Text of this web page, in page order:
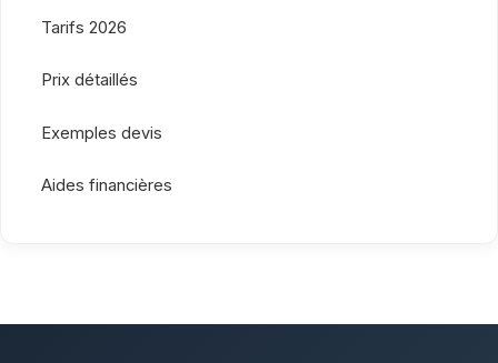
Tarifs 2026
Prix détaillés
Exemples devis
Aides financières